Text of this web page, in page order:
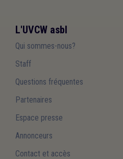
L'UVCW asbl
Qui sommes-nous?
Staff
Questions fréquentes
Partenaires
Espace presse
Annonceurs
Contact et accès